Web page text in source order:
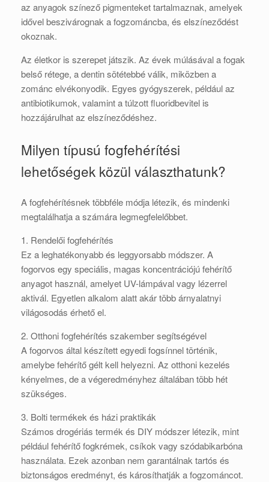
az anyagok színező pigmenteket tartalmaznak, amelyek
idővel beszivárognak a fogzománcba, és elszíneződést
okoznak.
Az életkor is szerepet játszik. Az évek múlásával a fogak
belső rétege, a dentin sötétebbé válik, miközben a
zománc elvékonyodik. Egyes gyógyszerek, például az
antibiotikumok, valamint a túlzott fluoridbevitel is
hozzájárulhat az elszíneződéshez.
Milyen típusú fogfehérítési
lehetőségek közül választhatunk?
A fogfehérítésnek többféle módja létezik, és mindenki
megtalálhatja a számára legmegfelelőbbet.
1. Rendelői fogfehérítés
Ez a leghatékonyabb és leggyorsabb módszer. A
fogorvos egy speciális, magas koncentrációjú fehérítő
anyagot használ, amelyet UV-lámpával vagy lézerrel
aktivál. Egyetlen alkalom alatt akár több árnyalatnyi
világosodás érhető el.
2. Otthoni fogfehérítés szakember segítségével
A fogorvos által készített egyedi fogsínnel történik,
amelybe fehérítő gélt kell helyezni. Az otthoni kezelés
kényelmes, de a végeredményhez általában több hét
szükséges.
3. Bolti termékek és házi praktikák
Számos drogériás termék és DIY módszer létezik, mint
például fehérítő fogkrémek, csíkok vagy szódabikarbóna
használata. Ezek azonban nem garantálnak tartós és
biztonságos eredményt, és károsíthatják a fogzománcot.